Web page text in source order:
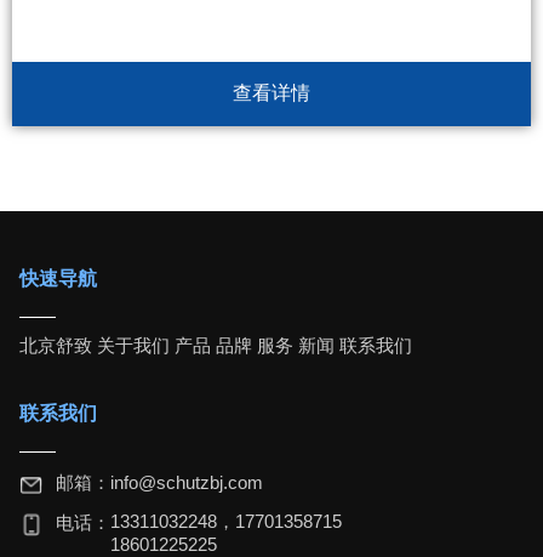
查看详情
快速导航
北京舒致 关于我们 产品 品牌 服务 新闻 联系我们
联系我们
邮箱： info@schutzbj.com
电话： 13311032248，17701358715
18601225225